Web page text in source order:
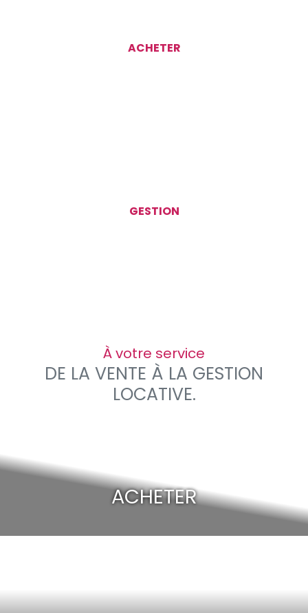
ACHETER
GESTION
À votre service
DE LA VENTE À LA GESTION
LOCATIVE.
ACHETER